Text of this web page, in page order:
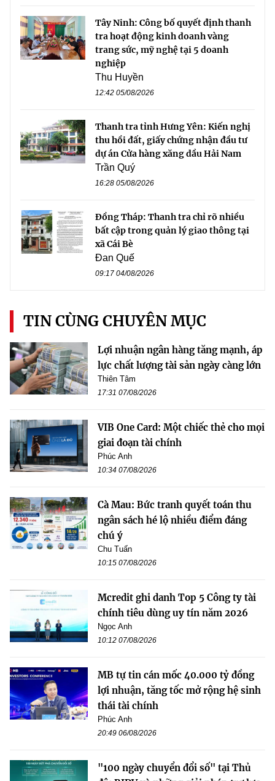
Tây Ninh: Công bố quyết định thanh
tra hoạt động kinh doanh vàng
trang sức, mỹ nghệ tại 5 doanh
nghiệp
Thu Huyền
12:42 05/08/2026
Thanh tra tỉnh Hưng Yên: Kiến nghị
thu hồi đất, giấy chứng nhận đầu tư
dự án Cửa hàng xăng dầu Hải Nam
Trần Quý
16:28 05/08/2026
Đồng Tháp: Thanh tra chỉ rõ nhiều
bất cập trong quản lý giao thông tại
xã Cái Bè
Đan Quế
09:17 04/08/2026
TIN CÙNG CHUYÊN MỤC
Lợi nhuận ngân hàng tăng mạnh, áp
lực chất lượng tài sản ngày càng lớn
Thiên Tâm
17:31 07/08/2026
VIB One Card: Một chiếc thẻ cho mọi
giai đoạn tài chính
Phúc Anh
10:34 07/08/2026
Cà Mau: Bức tranh quyết toán thu
ngân sách hé lộ nhiều điểm đáng
chú ý
Chu Tuấn
10:15 07/08/2026
Mcredit ghi danh Top 5 Công ty tài
chính tiêu dùng uy tín năm 2026
Ngọc Anh
10:12 07/08/2026
MB tự tin cán mốc 40.000 tỷ đồng
lợi nhuận, tăng tốc mở rộng hệ sinh
thái tài chính
Phúc Anh
20:49 06/08/2026
"100 ngày chuyển đổi số" tại Thủ